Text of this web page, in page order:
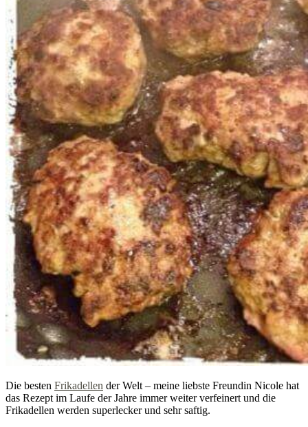
Die besten Frikadellen der Welt – meine liebste Freundin Nicole hat
das Rezept im Laufe der Jahre immer weiter verfeinert und die
Frikadellen werden superlecker und sehr saftig.